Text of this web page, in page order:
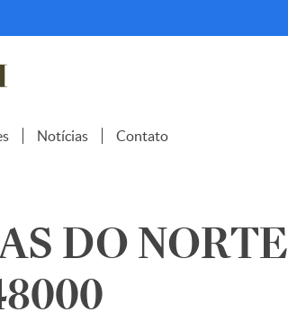
Notícias Contato
DO NORTE